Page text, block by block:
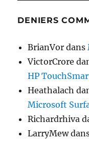
DENIERS
BrianVor dans
VictorCrore
HP
Heathalach
Microsoft
Richardrhiva
LarryMew